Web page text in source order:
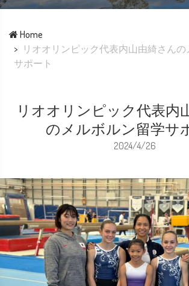
Home
リオオリンピック代表内山由綺さん
サポート
リオオリンピック代表内
のメルボルン留学サ
2024/4/26